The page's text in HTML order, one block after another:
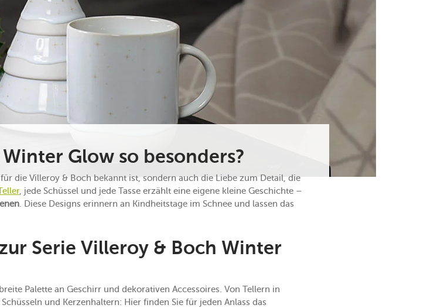
Glow so besonders?
die Villeroy & Boch bekannt ist, sondern auch die Liebe zum Detail, die
, jede Schüssel und jede Tasse erzählt eine eigene kleine Geschichte –
. Diese Designs erinnern an Kindheitstage im Schnee und lassen das
Serie Villeroy & Boch Winter
Palette an Geschirr und dekorativen Accessoires. Von Tellern in
und Kerzenhaltern: Hier finden Sie für jeden Anlass das